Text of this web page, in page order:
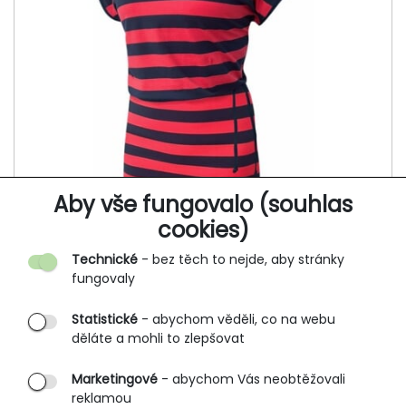
Aby vše fungovalo (souhlas
cookies)
Technické - bez těch to nejde, aby stránky
fungovaly
Statistické - abychom věděli, co na webu
děláte a mohli to zlepšovat
Marketingové - abychom Vás neobtěžovali
reklamou
Dámské šaty, krátký rukáv NEROPA
802